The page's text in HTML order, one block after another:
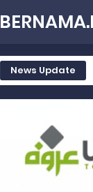
News Update
Rahmat Saleh
Rahmat Saleh